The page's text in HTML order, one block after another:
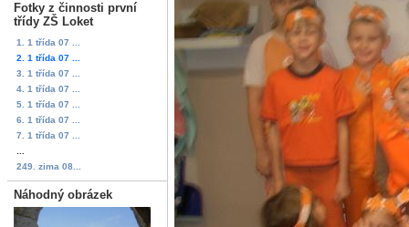
Fotky z činnosti první
třídy ZŠ Loket
1. 1 třída 07 ...
2. 1 třída 07 ...
3. 1 třída 07 ...
4. 1 třída 07 ...
5. 1 třída 07 ...
6. 1 třída 07 ...
7. 1 třída 07 ...
249. zima 08...
Náhodný obrázek